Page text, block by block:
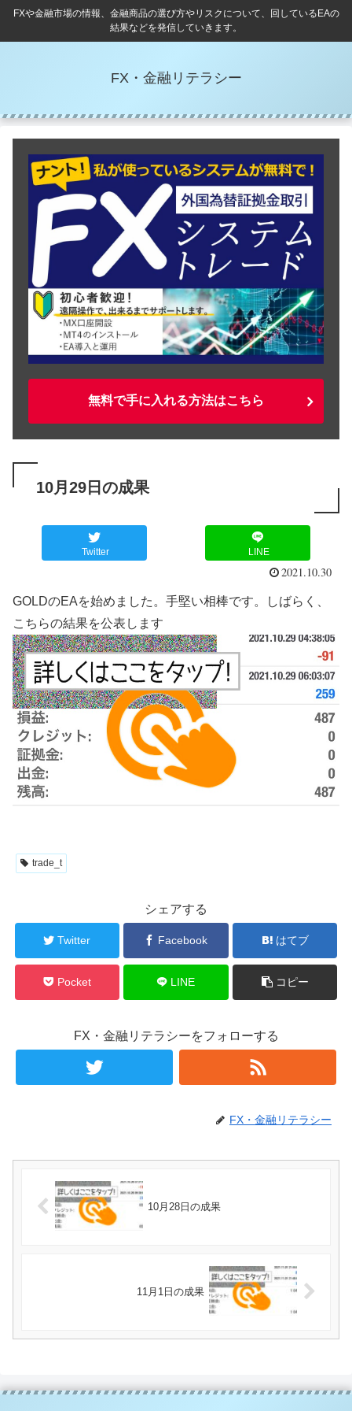
FXや金融市場の情報、金融商品の選び方やリスクについて、回しているEAの
結果などを発信していきます。
FX・金融リテラシー
無料で手に入れる方法はこちら
10月29日の成果
Twitter LINE
2021.10.30
GOLDのEAを始めました。手堅い相棒です。しばらく、
こちらの結果を公表します
trade_t
シェアする
Twitter Facebook はてブ
Pocket LINE コピー
FX・金融リテラシーをフォローする
FX・金融リテラシー
10月28日の成果
11月1日の成果